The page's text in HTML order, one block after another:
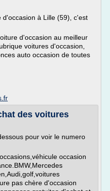
à Lille (59), c'est
d'occasion au meilleur
voitures d'occasion,
auto occasion de toutes
des voitures
pour voir le numero
occasion
pas chère d'occasion